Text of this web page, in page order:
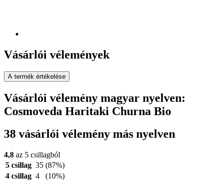
Vásárlói vélemények
A termék értékelése
Vásárlói vélemény magyar nyelven:
Cosmoveda Haritaki Churna Bio
38 vásárlói vélemény más nyelven
4,8 az 5 csillagból
5 csillag 35 (87%)
4 csillag 4
(10%)